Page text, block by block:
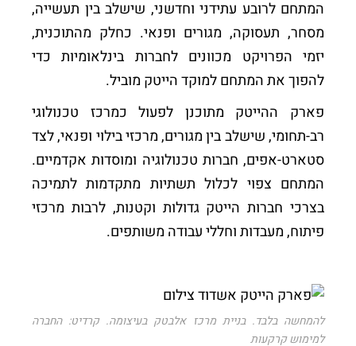
המתחם לרובע עתידני וחדשני, שישלב בין תעשייה,
מסחר, תעסוקה, מגורים ופנאי. כחלק מהתוכנית,
יזמי הפרויקט מכוונים לחברות בינלאומיות כדי
להפוך את המתחם למוקד הייטק מוביל.
פארק ההייטק מתוכנן לפעול כמרכז טכנולוגי
רב-תחומי, שישלב בין מגורים, מרכזי בילוי ופנאי, לצד
סטארט-אפים, חברות טכנולוגיה ומוסדות אקדמיים.
המתחם צפוי לכלול תשתיות מתקדמות לתמיכה
בצרכי חברות הייטק גדולות וקטנות, לרבות מרכזי
פיתוח, מעבדות וחללי עבודה משותפים.
להמחשה בלבד. בניית מרכז אלבטק בעיצומה. קרדיט: החברה
למימוש קרקעות